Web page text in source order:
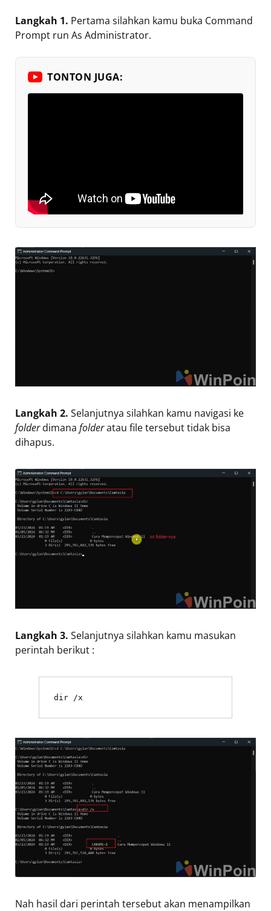
Langkah 1. Pertama silahkan kamu buka Command
Prompt run As Administrator.
TONTON JUGA:
Langkah 2. Selanjutnya silahkan kamu navigasi ke
folderdimana folderatau file tersebut tidak bisa
dihapus.
Langkah 3. Selanjutnya silahkan kamu masukan
perintah berikut :
dir /x
Nah hasil dari perintah tersebut akan menampilkan